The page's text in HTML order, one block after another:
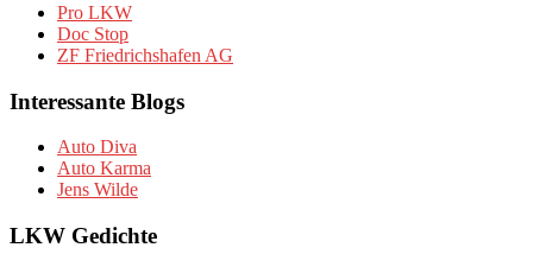
Pro LKW
Doc Stop
ZF Friedrichshafen AG
Interessante Blogs
Auto Diva
Auto Karma
Jens Wilde
LKW Gedichte